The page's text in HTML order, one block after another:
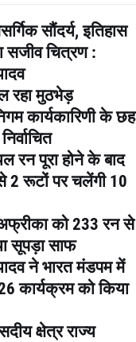
सौंदर्य, इतिहास
चित्रण :
रहा मुठभेड़
कार्यकारिणी के छह
रन पूरा होने के बाद
2 रूटों पर चलेंगी 10
को 233 रन से
सूपड़ा साफ
ने भारत मंडपम में
कार्यक्रम को किया
क्षेत्र राज्य